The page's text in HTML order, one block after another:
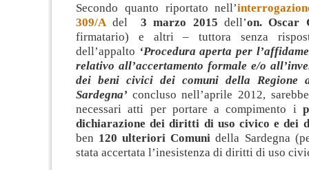
Secondo quanto riportato nell’
309/A del 3 marzo 2015 dell’on. Oscar
firmatario) e altri – tuttora senza
dell’appalto ‘Procedura aperta per
relativo all’accertamento formale e/o
dei beni civici dei comuni della Regione
Sardegna’ concluso nell’aprile 2012,
necessari atti per portare a compimento i
dichiarazione dei diritti di uso civico e dei
ben 120 ulteriori Comuni della Sardegna
stata accertata l’inesistenza di diritti di uso